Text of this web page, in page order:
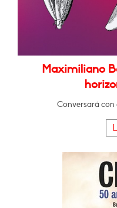
Maximiliano
Conversará con